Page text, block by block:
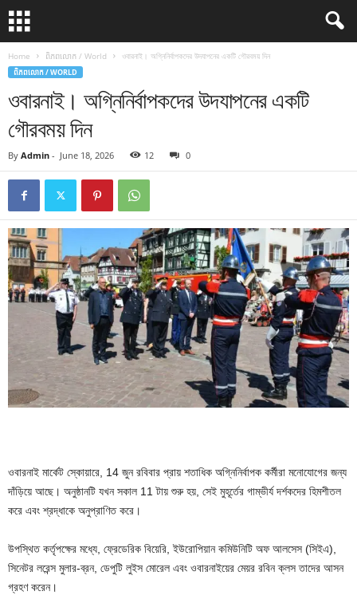
Home ពិភពលោក / World ওবারনাই। অগ্নিনির্বাপকদের উদযাপনের একটি গৌরবময় দিন
ពិភពលោក / WORLD
ওবারনাই। অগ্নিনির্বাপকদের উদযাপনের একটি
গৌরবময় দিন
By Admin - June 18, 2026 12 0
ওবারনাই মার্কেট স্কোয়ারে, 14 জুন রবিবার প্রায় শতাধিক অগ্নিনির্বাপক কর্মীরা মনোযোগের জন্য
দাঁড়িয়ে আছে। অনুষ্ঠানটি যখন সকাল 11 টায় শুরু হয়, সেই মুহূর্তের গাম্ভীর্য দর্শকদের হিমশীতল
করে এবং শ্রদ্ধাকে অনুপ্রাণিত করে।
উপস্থিত কর্তৃপক্ষের মধ্যে, ফ্রেডেরিক বিয়েরি, ইউরোপিয়ান কমিউনিটি অফ আলসেস (সিইএ),
সিনেটর লরেন্স মুলার-ব্রন, ডেপুটি লুইস মোরেল এবং ওবারনাইয়ের মেয়র রবিন ক্লস তাদের আসন
গ্রহণ করেন।